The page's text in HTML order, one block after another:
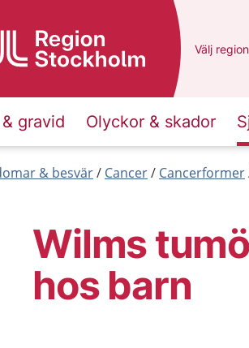
Du har
Välj en
region
gravid Olyckor & skador
& besvär Cancer Cancerformer
Wilms
hos barn